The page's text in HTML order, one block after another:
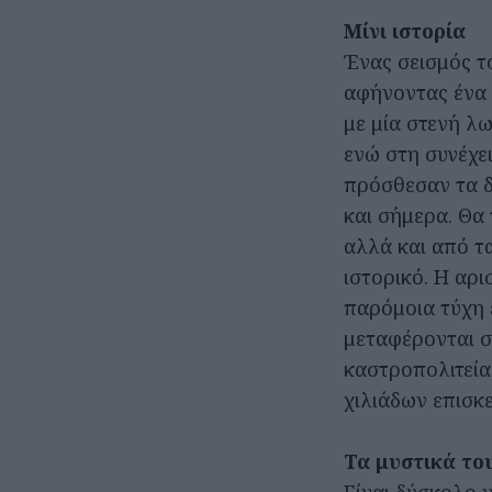
Μίνι ιστορία
Ένας σεισμός
αφήνοντας ένα
με μία στενή
ενώ στη
πρόσθεσαν τα
και σήμερα. Θα
αλλά και από
ιστορικό. Η
παρόμοια τύχη
μεταφέρονται
χιλιάδων
Τα μυστικά